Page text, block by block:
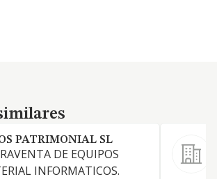
PATRIMONIAL SL
DE EQUIPOS
INFORMATICOS.